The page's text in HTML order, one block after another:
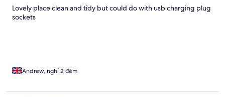
Lovely place clean and tidy but could do with usb charging plug
sockets
Andrew, nghỉ 2 đêm